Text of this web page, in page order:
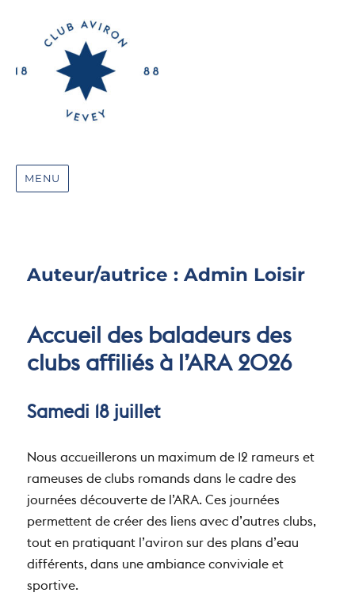
MENU
Auteur/autrice :Admin Loisir
Accueil des baladeurs des
clubs affiliés à l’ARA 2026
Samedi 18 juillet
Nous accueillerons un maximum de 12 rameurs et
rameuses de clubs romands dans le cadre des
journées découverte de l’ARA. Ces journées
permettent de créer des liens avec d’autres clubs,
tout en pratiquant l’aviron sur des plans d’eau
différents, dans une ambiance conviviale et
sportive.